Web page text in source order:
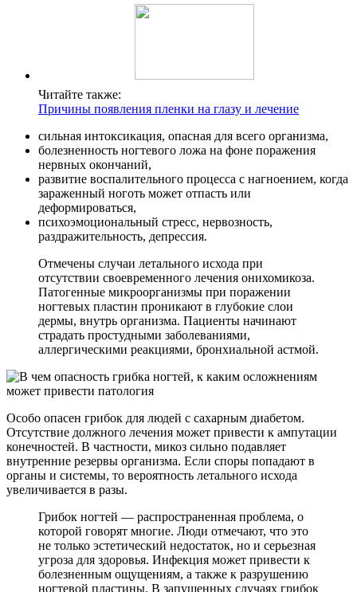
Читайте также:
Причины появления пленки на глазу и лечение
сильная интоксикация, опасная для всего организма,
болезненность ногтевого ложа на фоне поражения
нервных окончаний,
развитие воспалительного процесса с нагноением, когда
зараженный ноготь может отпасть или
деформироваться,
психоэмоциональный стресс, нервозность,
раздражительность, депрессия.
Отмечены случаи летального исхода при
отсутствии своевременного лечения онихомикоза.
Патогенные микроорганизмы при поражении
ногтевых пластин проникают в глубокие слои
дермы, внутрь организма. Пациенты начинают
страдать простудными заболеваниями,
аллергическими реакциями, бронхиальной астмой.
Особо опасен грибок для людей с сахарным диабетом.
Отсутствие должного лечения может привести к ампутации
конечностей. В частности, микоз сильно подавляет
внутренние резервы организма. Если споры попадают в
органы и системы, то вероятность летального исхода
увеличивается в разы.
Грибок ногтей — распространенная проблема, о
которой говорят многие. Люди отмечают, что это
не только эстетический недостаток, но и серьезная
угроза для здоровья. Инфекция может привести к
болезненным ощущениям, а также к разрушению
ногтевой пластины. В запущенных случаях грибок